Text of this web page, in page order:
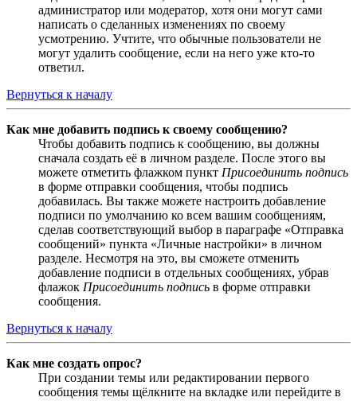
администратор или модератор, хотя они могут сами
написать о сделанных изменениях по своему
усмотрению. Учтите, что обычные пользователи не
могут удалить сообщение, если на него уже кто-то
ответил.
Вернуться к началу
Как мне добавить подпись к своему сообщению?
Чтобы добавить подпись к сообщению, вы должны
сначала создать её в личном разделе. После этого вы
можете отметить флажком пункт Присоединить подпись
в форме отправки сообщения, чтобы подпись
добавилась. Вы также можете настроить добавление
подписи по умолчанию ко всем вашим сообщениям,
сделав соответствующий выбор в параграфе «Отправка
сообщений» пункта «Личные настройки» в личном
разделе. Несмотря на это, вы сможете отменить
добавление подписи в отдельных сообщениях, убрав
флажок Присоединить подпись в форме отправки
сообщения.
Вернуться к началу
Как мне создать опрос?
При создании темы или редактировании первого
сообщения темы щёлкните на вкладке или перейдите в